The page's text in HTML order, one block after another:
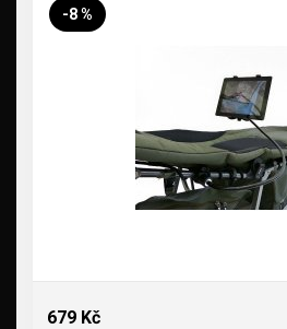
-8 %
679 Kč